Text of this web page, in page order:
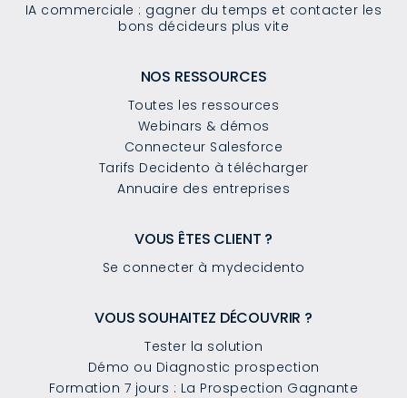
IA commerciale : gagner du temps et contacter les
bons décideurs plus vite
NOS RESSOURCES
Toutes les ressources
Webinars & démos
Connecteur Salesforce
Tarifs Decidento à télécharger
Annuaire des entreprises
VOUS ÊTES CLIENT ?
Se connecter à mydecidento
VOUS SOUHAITEZ DÉCOUVRIR ?
Tester la solution
Démo ou Diagnostic prospection
Formation 7 jours : La Prospection Gagnante